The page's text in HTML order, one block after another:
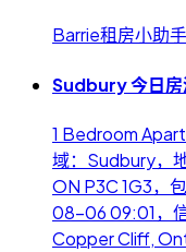
Barrie租房小助手
Sudbury 今日房
1 Bedroom
域：Sudbury，
ON P3C 1G3，
08-06 09:01，
Copper Cliff,